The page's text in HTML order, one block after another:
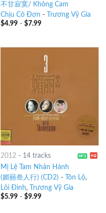
不甘寂寞/ Không Cam
Chịu Cô Đơn -
Trương Vỹ Gia
$4.99- $7.99
2012- 14 tracks
Mị Lệ Tam Nhân Hành
(媚丽叁人行) (CD2) - Tôn Lộ,
Lôi Đình,
Trương Vỹ Gia
$5.99- $9.99